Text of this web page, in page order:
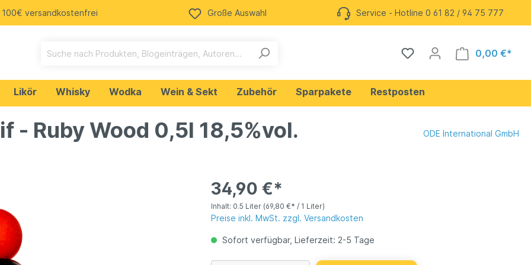
100€ versandkostenfrei Große Auswahl Service - Hotline 0 61 82 / 94 75 777
0,00 €*
Likör Whisky Wodka Wein & Sekt Zubehör Sparpakete Restposten
Cola
Tequila
Merchandising Bud Spencer & Terence Hill
Deutscher Gin
Weißwein
- Ruby Wood 0,5l 18,5%vol. ODE International GmbH
34,90 €*
Inhalt: 0.5 Liter (69,80 €* / 1 Liter)
Preise inkl. MwSt. zzgl. Versandkosten
Sofort verfügbar, Lieferzeit: 2-5 Tage